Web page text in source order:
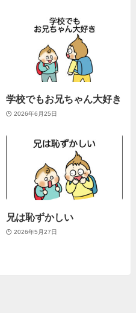
学校でもお兄ちゃん大好き
2026年6月25日
兄は恥ずかしい
2026年5月27日